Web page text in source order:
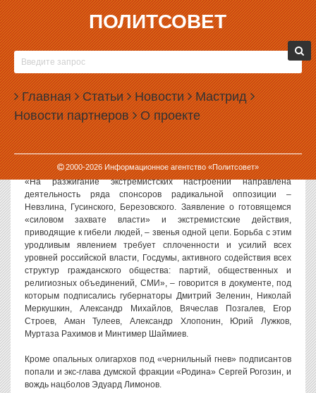
ПОЛИТСОВЕТ
Главная Статьи Новости Мастрид
Новости партнеров О проекте
2000-2026Информационное агентство «Политсовет»
22.06.2006, 17:30
ЭКСТРЕМИСТЫ ОБОЙДУТСЯ БЕЗ РОССЕЛЯ И
ВОРОБЬЕВА
Политсовет. Москва. 22.06.06. Сегодня на официальном сайте
«Единой России» было опубликовано заявление, в котором
губернаторы регионов России требуют от лидеров
парламентских партий принятия активных мер по преодолению
политического экстремизма.
«На разжигание экстремистских настроений направлена
деятельность ряда спонсоров радикальной оппозиции –
Невзлина, Гусинского, Березовского. Заявление о готовящемся
«силовом захвате власти» и экстремистские действия,
приводящие к гибели людей, – звенья одной цепи. Борьба с этим
уродливым явлением требует сплоченности и усилий всех
уровней российской власти, Госдумы, активного содействия всех
структур гражданского общества: партий, общественных и
религиозных объединений, СМИ», – говорится в документе, под
которым подписались губернаторы Дмитрий Зеленин, Николай
Меркушкин, Александр Михайлов, Вячеслав Позгалев, Егор
Строев, Аман Тулеев, Александр Хлопонин, Юрий Лужков,
Муртаза Рахимов и Минтимер Шаймиев.
Кроме опальных олигархов под «чернильный гнев» подписантов
попали и экс-глава думской фракции «Родина» Сергей Рогозин, и
вождь нацболов Эдуард Лимонов.